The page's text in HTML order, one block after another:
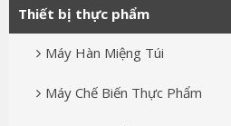
Thiết bị thực phẩm
Máy Hàn Miệng Túi
Máy Chế Biến Thực Phẩm